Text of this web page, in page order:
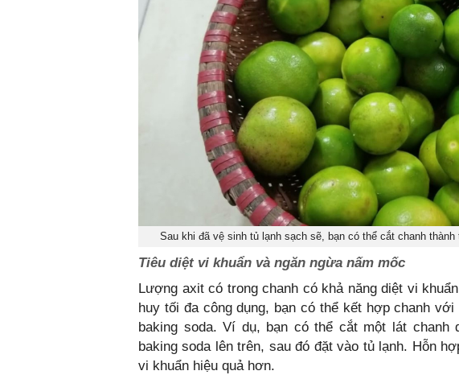
Sau khi đã vệ sinh tủ lạnh sạch sẽ, bạn có thể cắt chanh
Tiêu diệt vi khuẩn và ngăn ngừa nấm mốc
Lượng axit có trong chanh có khả năng diệt vi
huy tối đa công dụng, bạn có thể kết hợp chanh
baking soda. Ví dụ, bạn có thể cắt một lát
baking soda lên trên, sau đó đặt vào tủ lạnh. Hỗn
vi khuẩn hiệu quả hơn.